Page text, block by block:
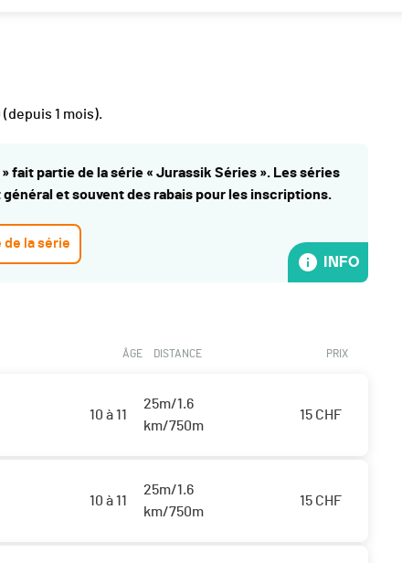
(depuis 1 mois).
fait partie de la série « Jurassik Séries ». Les séries
et souvent des rabais pour les inscriptions.
de la série
INFO
ÂGE DISTANCE PRIX
10 à 11
25m/1.6
km/750m
15 CHF
10 à 11
25m/1.6
km/750m
15 CHF